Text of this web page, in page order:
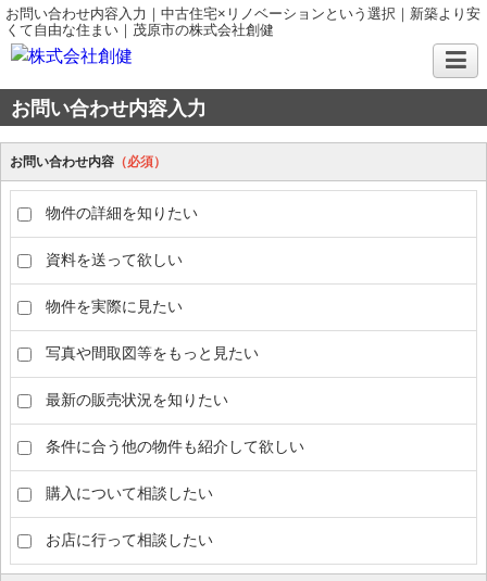
お問い合わせ内容入力｜中古住宅×リノベーションという選択｜新築より安
くて自由な住まい｜茂原市の株式会社創健
お問い合わせ内容入力
お問い合わせ内容 （必須）
物件の詳細を知りたい
資料を送って欲しい
物件を実際に見たい
写真や間取図等をもっと見たい
最新の販売状況を知りたい
条件に合う他の物件も紹介して欲しい
購入について相談したい
お店に行って相談したい